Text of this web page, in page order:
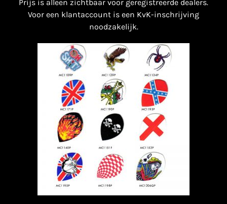
Prijs is alleen zichtbaar voor geregistreerde dealers.
Voor een klantaccount is een KvK-inschrijving
noodzakelijk.